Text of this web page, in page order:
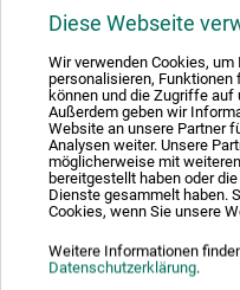
Diese Webseite
Wir verwenden Cookies, um
personalisieren, Funktionen
können und die Zugriffe auf
Außerdem geben wir
Website an unsere Partner
Analysen weiter. Unsere
möglicherweise mit
bereitgestellt haben oder
Dienste gesammelt haben.
Cookies, wenn Sie unsere
Weitere Informationen
Datenschutzerklärung.
Grundlagen und
ausdrucksstarke
Farbenrausch in
sich an Farbe, Leinwand,
lassen Sie sich von der
Kreative Techniken und
sorgen für Malfreude
Inspiration. Alle